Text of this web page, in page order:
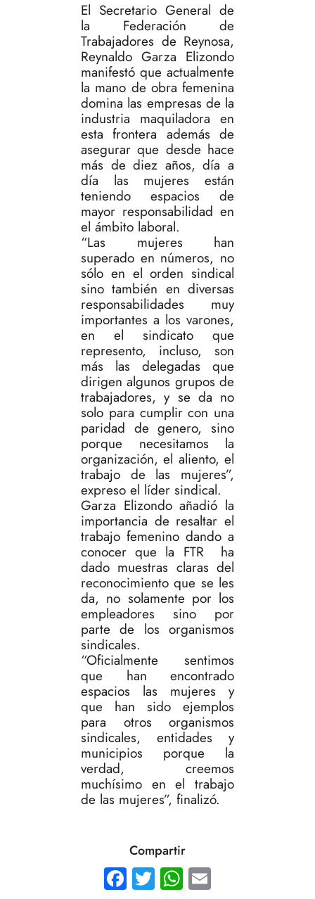
El Secretario General de
la Federación de
Trabajadores de Reynosa,
Reynaldo Garza Elizondo
manifestó que actualmente
la mano de obra femenina
domina las empresas de la
industria maquiladora en
esta frontera además de
asegurar que desde hace
más de diez años, día a
día las mujeres están
teniendo espacios de
mayor responsabilidad en
el ámbito laboral.
“Las mujeres han
superado en números, no
sólo en el orden sindical
sino también en diversas
responsabilidades muy
importantes a los varones,
en el sindicato que
represento, incluso, son
más las delegadas que
dirigen algunos grupos de
trabajadores, y se da no
solo para cumplir con una
paridad de genero, sino
porque necesitamos la
organización, el aliento, el
trabajo de las mujeres”,
expreso el líder sindical.
Garza Elizondo añadió la
importancia de resaltar el
trabajo femenino dando a
conocer que la FTR ha
dado muestras claras del
reconocimiento que se les
da, no solamente por los
empleadores sino por
parte de los organismos
sindicales.
“Oficialmente sentimos
que han encontrado
espacios las mujeres y
que han sido ejemplos
para otros organismos
sindicales, entidades y
municipios porque la
verdad, creemos
muchísimo en el trabajo
de las mujeres”, finalizó.
Compartir
Facebook
TwitterWhatsApp